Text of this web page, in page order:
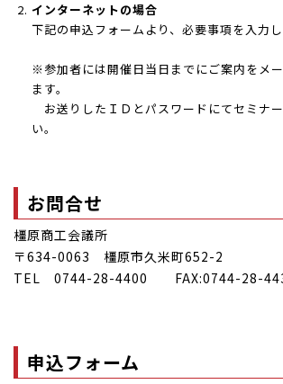
インターネットの場合
下記の申込フォームより、必要事項を入力し
※参加者には開催日当日までにご案内をメ
ます。
お送りしたＩＤとパスワードにてセミナ
い。
お問合せ
橿原商工会議所
〒634-0063 橿原市久米町652-2
TEL 0744-28-4400 FAX:0744-28-
申込フォーム